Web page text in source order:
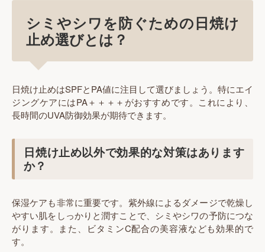
シミやシワを防ぐための日焼け
止め選びとは？
日焼け止めはSPFとPA値に注目して選びましょう。特にエイ
ジングケアにはPA＋＋＋＋がおすすめです。これにより、
長時間のUVA防御効果が期待できます。
日焼け止め以外で効果的な対策はあります
か？
保湿ケアも非常に重要です。紫外線によるダメージで乾燥し
やすい肌をしっかりと潤すことで、シミやシワの予防につな
がります。また、ビタミンC配合の美容液なども効果的で
す。